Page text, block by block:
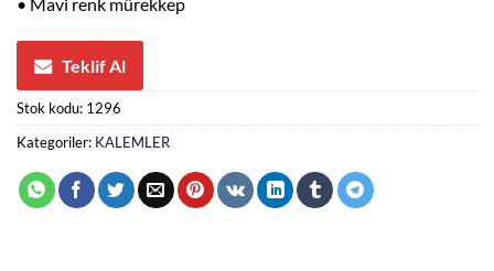
Teklif Al
Stok kodu: 1296
Kategoriler: KALEMLER